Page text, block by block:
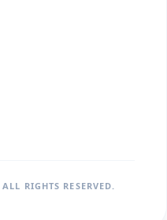
ALL RIGHTS RESERVED.